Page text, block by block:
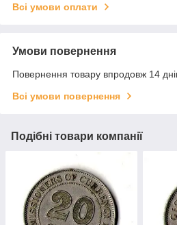
Всі умови оплати
Умови повернення
Повернення товару впродовж 14
Всі умови повернення
Подібні товари компанії